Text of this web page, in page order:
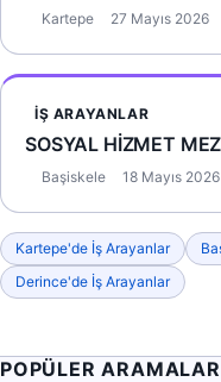
Kartepe 27 Mayıs 2026
İŞ ARAYANLAR
SOSYAL HİZMET
Başiskele 18 Mayıs 2026
Kartepe'de İş Arayanlar
Derince'de İş Arayanlar
POPÜLER ARAMALAR